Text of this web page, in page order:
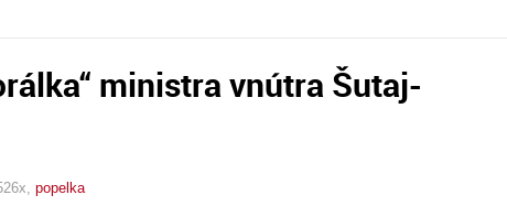
ministra vnútra Šutaj-
popelka